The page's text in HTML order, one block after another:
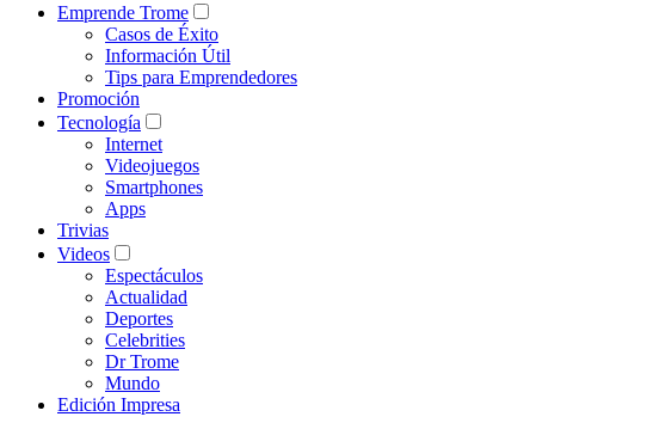
Emprende Trome
Casos de Éxito
Información Útil
Tips para Emprendedores
Promoción
Tecnología
Internet
Videojuegos
Smartphones
Apps
Trivias
Videos
Espectáculos
Actualidad
Deportes
Celebrities
Dr Trome
Mundo
Edición Impresa